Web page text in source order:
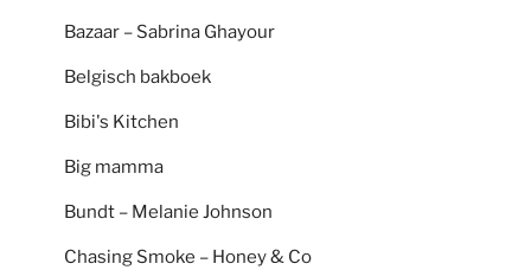
Bazaar – Sabrina Ghayour
Belgisch bakboek
Bibi's Kitchen
Big mamma
Bundt – Melanie Johnson
Chasing Smoke – Honey & Co